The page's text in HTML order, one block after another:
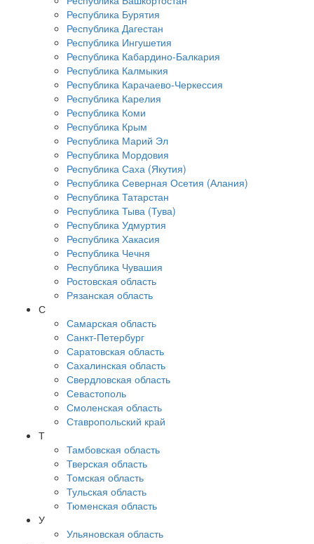
Республика Бурятия
Республика Дагестан
Республика Ингушетия
Республика Кабардино-Балкария
Республика Калмыкия
Республика Карачаево-Черкессия
Республика Карелия
Республика Коми
Республика Крым
Республика Марий Эл
Республика Мордовия
Республика Саха (Якутия)
Республика Северная Осетия (Алания)
Республика Татарстан
Республика Тыва (Тува)
Республика Удмуртия
Республика Хакасия
Республика Чечня
Республика Чувашия
Ростовская область
Рязанская область
С
Самарская область
Санкт-Петербург
Саратовская область
Сахалинская область
Свердловская область
Севастополь
Смоленская область
Ставропольский край
Т
Тамбовская область
Тверская область
Томская область
Тульская область
Тюменская область
У
Ульяновская область